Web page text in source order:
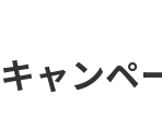
ャンペ